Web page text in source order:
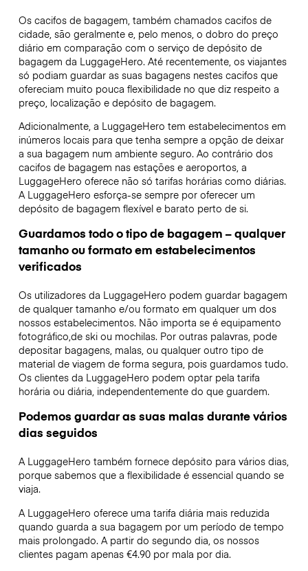
Os cacifos de bagagem, também chamados cacifos de
cidade, são geralmente e, pelo menos, o dobro do preço
diário em comparação com o serviço de depósito de
bagagem da LuggageHero. Até recentemente, os viajantes
só podiam guardar as suas bagagens nestes cacifos que
ofereciam muito pouca flexibilidade no que diz respeito a
preço, localização e depósito de bagagem.
Adicionalmente, a LuggageHero tem estabelecimentos em
inúmeros locais para que tenha sempre a opção de deixar
a sua bagagem num ambiente seguro. Ao contrário dos
cacifos de bagagem nas estações e aeroportos, a
LuggageHero oferece não só tarifas horárias como diárias.
A LuggageHero esforça-se sempre por oferecer um
depósito de bagagem flexível e barato perto de si.
Guardamos todo o tipo de bagagem – qualquer
tamanho ou formato em estabelecimentos
verificados
Os utilizadores da LuggageHero podem guardar bagagem
de qualquer tamanho e/ou formato em qualquer um dos
nossos estabelecimentos. Não importa se é equipamento
fotográfico,de ski ou mochilas. Por outras palavras, pode
depositar bagagens, malas, ou qualquer outro tipo de
material de viagem de forma segura, pois guardamos tudo.
Os clientes da LuggageHero podem optar pela tarifa
horária ou diária, independentemente do que guardem.
Podemos guardar as suas malas durante vários
dias seguidos
A LuggageHero também fornece depósito para vários dias,
porque sabemos que a flexibilidade é essencial quando se
viaja.
A LuggageHero oferece uma tarifa diária mais reduzida
quando guarda a sua bagagem por um período de tempo
mais prolongado. A partir do segundo dia, os nossos
clientes pagam apenas €4.90 por mala por dia.